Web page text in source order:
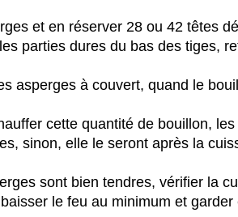
et en réserver 28 ou 42 têtes
parties dures du bas des tiges,
asperges à couvert, quand le
cette quantité de bouillon,
sinon, elle le seront après la
sont bien tendres, vérifier la
le feu au minimum et garder